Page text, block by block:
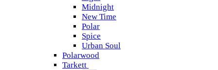
Midnight
New Time
Polar
Spice
Urban Soul
Polarwood
Tarkett